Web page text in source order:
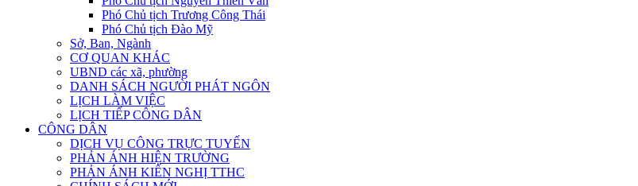
Phó Chủ tịch Trương Công Thái
Phó Chủ tịch Đào Mỹ
Sở, Ban, Ngành
CƠ QUAN KHÁC
UBND các xã, phường
DANH SÁCH NGƯỜI PHÁT NGÔN
LỊCH LÀM VIỆC
LỊCH TIẾP CÔNG DÂN
CÔNG DÂN
DỊCH VỤ CÔNG TRỰC TUYẾN
PHẢN ÁNH HIỆN TRƯỜNG
PHẢN ÁNH KIẾN NGHỊ TTHC